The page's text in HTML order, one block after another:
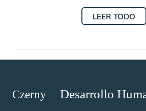
Francisco Texto:
LEER TODO
Czerny Desarrollo